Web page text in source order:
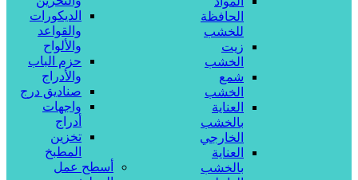
الحافظة
للخشب
زيت
الخشب
شمع
الخشب
العناية
بالخشب
الخارجي
العناية
بالخشب
الديكورات
والقواعد
والألواح
حزم الباب
والأدراج
صناديق درج
واجهات
أدراج
تخزين
المطبخ
أسطح عمل